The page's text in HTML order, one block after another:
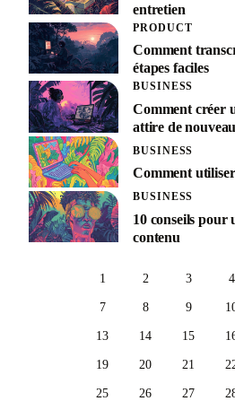
entretien
PRODUCT
Comment
étapes faciles
BUSINESS
Comment créer
attire de
BUSINESS
Comment
BUSINESS
10 conseils
contenu
1 2 3 4
7 8 9
13 14 15
19 20 21
25 26 27